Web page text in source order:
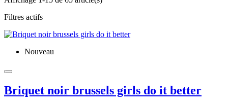
Filtres actifs
Nouveau
Briquet noir brussels girls do it better